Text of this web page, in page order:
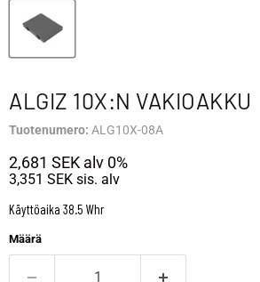
ALGIZ 10X:N VAKIOAKKU
Tuotenumero: ALG10X-08A
2,681 SEK alv 0%
3,351 SEK sis. alv
Käyttöaika 38.5 Whr
Määrä